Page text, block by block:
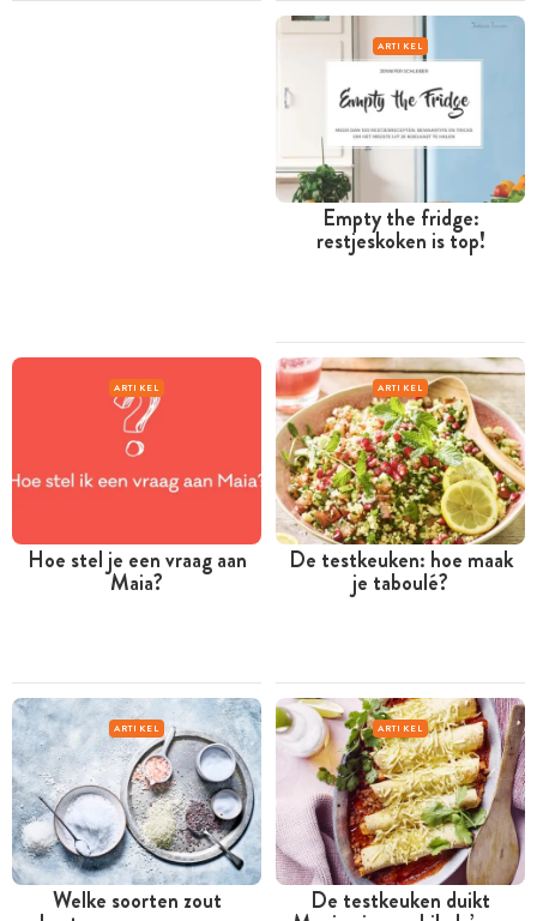
ARTIKEL
Empty the fridge:
restjeskoken is top!
ARTIKEL
Hoe stel je een vraag aan
Maia?
ARTIKEL
De testkeuken: hoe maak
je taboulé?
ARTIKEL
Welke soorten zout
ARTIKEL
De testkeuken duikt